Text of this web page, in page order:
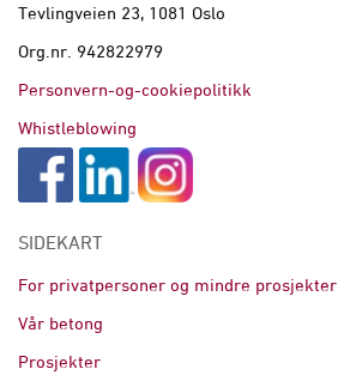
Tevlingveien 23, 1081 Oslo
Org.nr. 942822979
Personvern-og-cookiepolitikk
Whistleblowing
SIDEKART
For privatpersoner og mindre prosjekter
Vår betong
Prosjekter